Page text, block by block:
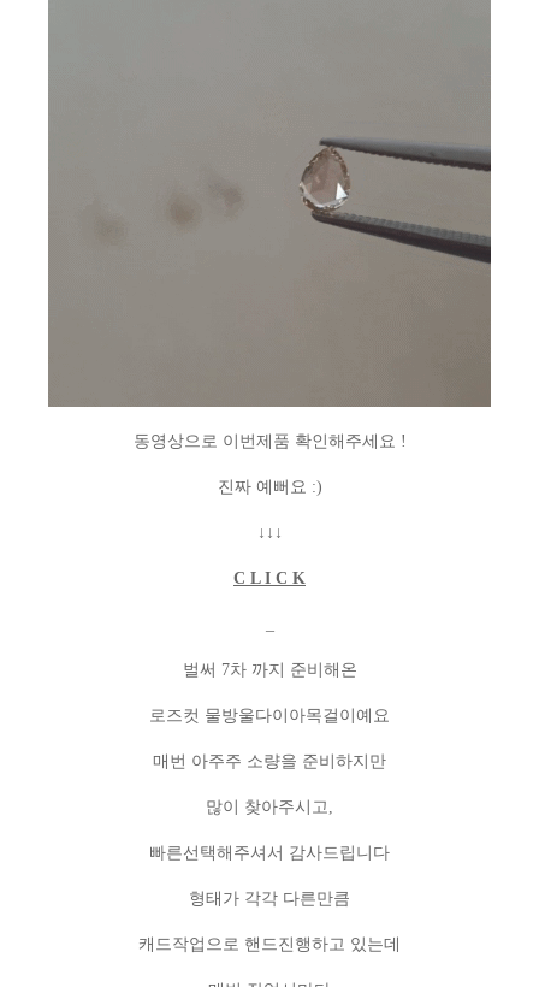
동영상으로 이번제품 확인해주세요 !
진짜 예뻐요 :)
↓↓↓
C L I C K
벌써 7차 까지 준비해온
로즈컷 물방울다이아목걸이예요
매번 아주주 소량을 준비하지만
많이 찾아주시고,
빠른선택해주셔서 감사드립니다
형태가 각각 다른만큼
캐드작업으로 핸드진행하고 있는데